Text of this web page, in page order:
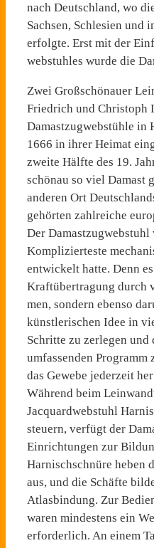
nach Deutschland, wo
Sachsen, Schlesien und
erfolgte. Erst mit der
webstuhles wurde die
Zwei Großschönauer
Friedrich und Christoph
Damastzugwebstühle in
1666 in ihrer Heimat
zweite Hälfte des 19.
schönau so viel Damast
anderen Ort
gehörten zahlrei­che
Der
Komplizierteste
entwi­ckelt hatte. Denn
Kraftübertragung durch
men, sondern ebenso
künstlerischen Idee in
Schritte zu zerlegen und
umfassenden
das Gewebe jederzeit
Während beim
Jac­quardwebstuhl
steuern, verfügt der
Einrichtungen zur
Harnisch­schnüre heben
aus, und die Schäfte
Atlasbindung. Zur
waren min­destens ein
erforderlich. An einem